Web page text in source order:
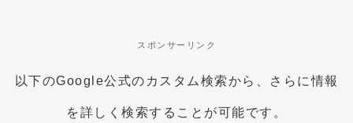
スポンサーリンク
以下のGoogle公式のカスタム検索から、さらに情報
を詳しく検索することが可能です。